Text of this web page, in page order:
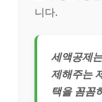
니다.
세액공제
제해주는
택을 꼼꼼